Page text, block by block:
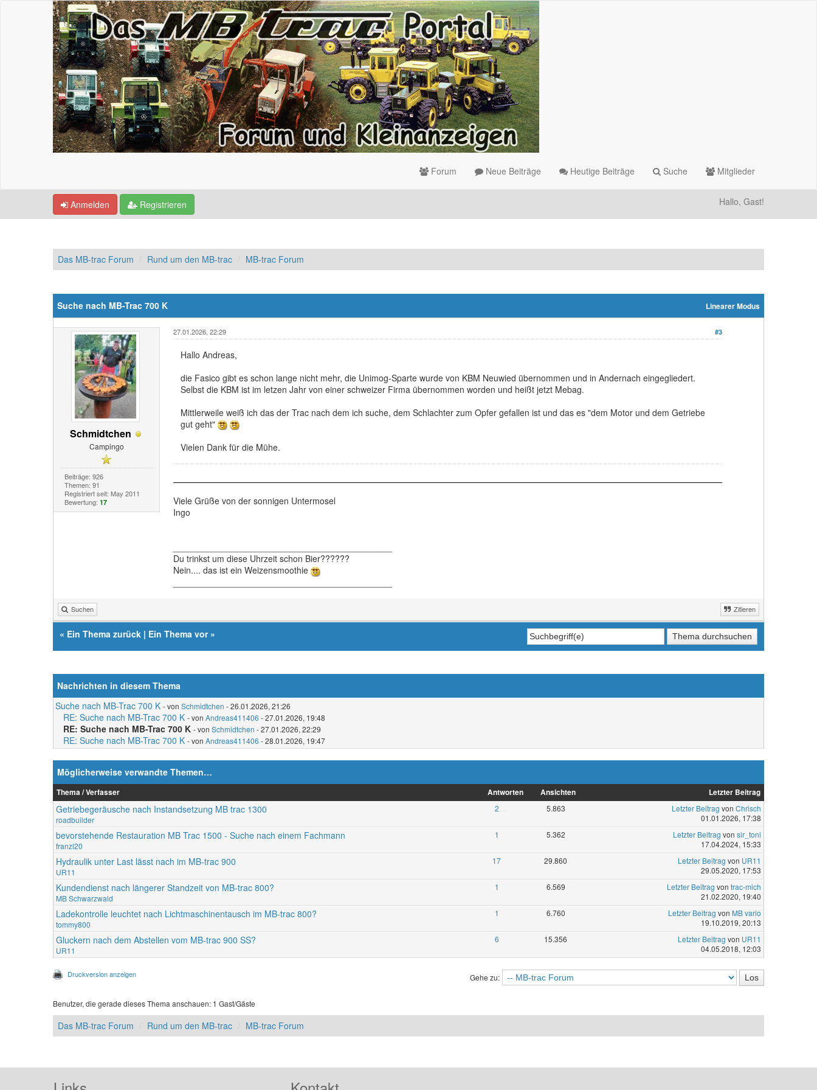
Forum Neue Beiträge Heutige Beiträge Suche Mitglieder
Anmelden Registrieren Hallo, Gast!
Das MB-trac Forum Rund um den MB-trac MB-trac Forum
Linearer Modus
Suche nach MB-Trac 700 K
Schmidtchen
Campingo
Beiträge: 926
Themen: 91
Registriert seit: May 2011
Bewertung: 17
#3
27.01.2026, 22:29
Hallo Andreas,
die Fasico gibt es schon lange nicht mehr, die Unimog-Sparte wurde von KBM Neuwied übernommen und in Andernach eingegliedert.
Selbst die KBM ist im letzen Jahr von einer schweizer Firma übernommen worden und heißt jetzt Mebag.
Mittlerweile weiß ich das der Trac nach dem ich suche, dem Schlachter zum Opfer gefallen ist und das es "dem Motor und dem Getriebe
gut geht"
Vielen Dank für die Mühe.
Viele Grüße von der sonnigen Untermosel
Ingo
Du trinkst um diese Uhrzeit schon Bier??????
Nein.... das ist ein Weizensmoothie
Suchen Zitieren
« Ein Thema zurück | Ein Thema vor»
Nachrichten in diesem Thema
Suche nach MB-Trac 700 K - von Schmidtchen - 26.01.2026, 21:26
RE: Suche nach MB-Trac 700 K - von Andreas411406 - 27.01.2026, 19:48
RE: Suche nach MB-Trac 700 K - von Schmidtchen - 27.01.2026, 22:29
RE: Suche nach MB-Trac 700 K - von Andreas411406 - 28.01.2026, 19:47
Möglicherweise verwandte Themen…
Thema / Verfasser Antworten Ansichten Letzter Beitrag
Getriebegeräusche nach Instandsetzung MB trac 1300
roadbuilder
2 5.863 Letzter Beitrag von Chrisch
01.01.2026, 17:38
bevorstehende Restauration MB Trac 1500 - Suche nach einem Fachmann
franzl20
1 5.362 Letzter Beitrag von sir_toni
17.04.2024, 15:33
Hydraulik unter Last lässt nach im MB-trac 900
UR11
17 29.860 Letzter Beitrag von UR11
29.05.2020, 17:53
Kundendienst nach längerer Standzeit von MB-trac 800?
MB Schwarzwald
1 6.569 Letzter Beitrag von trac-mich
21.02.2020, 19:40
Ladekontrolle leuchtet nach Lichtmaschinentausch im MB-trac 800?
tommy800
1 6.760 Letzter Beitrag von MB vario
19.10.2019, 20:13
Gluckern nach dem Abstellen vom MB-trac 900 SS?
UR11
6 15.356 Letzter Beitrag von UR11
04.05.2018, 12:03
Druckversion anzeigen Gehe zu:
Benutzer, die gerade dieses Thema anschauen: 1 Gast/Gäste
Das MB-trac Forum Rund um den MB-trac MB-trac Forum